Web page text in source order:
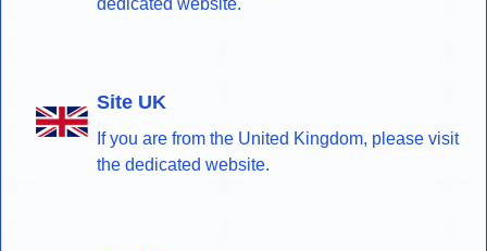
dedicated website.
Site UK
If you are from the United Kingdom, please visit
the dedicated website.